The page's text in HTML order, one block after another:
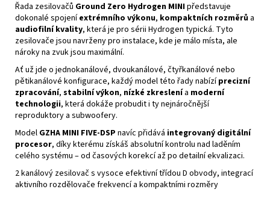
Řada zesilovačů Ground Zero Hydrogen MINIpředstavuje
dokonalé spojeníextrémního výkonu, kompaktních rozměrů a
audiofilní kvality, která je pro sérii Hydrogen typická. Tyto
zesilovače jsou navrženy pro instalace, kde je málo místa, ale
nároky na zvuk jsou maximální.
Ať už jde o jednokanálové, dvoukanálové, čtyřkanálové nebo
pětikanálové konfigurace, každý model této řady nabízíprecizní
zpracování, stabilní výkon, nízké zkreslenía moderní
technologii, která dokáže probudit i ty nejnáročnější
reproduktory a subwoofery.
Model GZHA MINI FIVE‑DSP navíc přidává integrovaný digitální
procesor, díky kterému získáš absolutní kontrolu nad laděním
celého systému – od časových korekcí až po detailní ekvalizaci.
2 kanálový zesilovač s vysoce efektivní třídou D obvody, integrací
aktivního rozdělovače frekvencí a kompaktními rozměry